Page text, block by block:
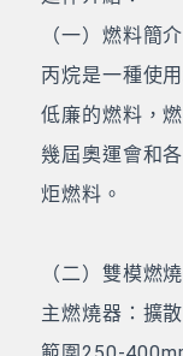
（一）燃料簡介
丙烷是一種使
低廉的燃料，
幾屆奧運會和
炬燃料。
（二）雙模燃
主燃燒器：擴